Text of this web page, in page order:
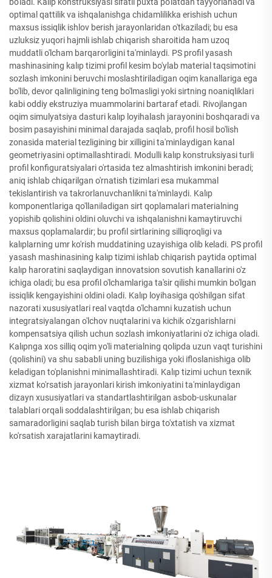
optimal qattilik va ishqalanishga chidamlilikka erishish uchun
maxsus issiqlik ishlov berish jarayonlaridan o'tkaziladi; bu esa
uzluksiz yuqori hajmli ishlab chiqarish sharoitida ham uzoq
muddatli o'lcham barqarorligini ta'minlaydi. PS profil yasash
mashinasining kalıp tizimi profil kesim bo'ylab material taqsimotini
sozlash imkonini beruvchi moslashtiriladigan oqim kanallariga ega
bo'lib, devor qalinligining teng bo'lmasligi yoki sirtning noaniqliklari
kabi oddiy ekstruziya muammolarini bartaraf etadi. Rivojlangan
oqim simulyatsiya dasturi kalıp loyihalash jarayonini boshqaradi va
bosim pasayishini minimal darajada saqlab, profil hosil bo'lish
zonasida material tezligining bir xilligini ta'minlaydigan kanal
geometriyasini optimallashtiradi. Modulli kalıp konstruksiyasi turli
profil konfiguratsiyalari o'rtasida tez almashtirish imkonini beradi;
aniq ishlab chiqarilgan o'rnatish tizimlari esa mukammal
tekislantirish va takrorlanuvchanlikni ta'minlaydi. Kalıp
komponentlariga qo'llaniladigan sirt qoplamalari materialning
yopishib qolishini oldini oluvchi va ishqalanishni kamaytiruvchi
maxsus qoplamalardir; bu profil sirtlarining silliqroqligi va
kalıplarning umr ko'rish muddatining uzayishiga olib keladi. PS profil
yasash mashinasining kalıp tizimi ishlab chiqarish paytida optimal
kalıp haroratini saqlaydigan innovatsion sovutish kanallarini o'z
ichiga oladi; bu esa profil o'lchamlariga ta'sir qilishi mumkin bo'lgan
issiqlik kengayishini oldini oladi. Kalıp loyihasiga qo'shilgan sifat
nazorati xususiyatlari real vaqtda o'lchamni kuzatish uchun
integratsiyalangan o'lchov nuqtalarini va kichik o'zgarishlarni
kompensatsiya qilish uchun sozlash imkoniyatlarini o'z ichiga oladi.
Kalıpnga xos silliq oqim yo'li materialning qolipda uzun vaqt turishini
(qolishini) va shu sababli uning buzilishiga yoki ifloslanishiga olib
keladigan to'planishni minimallashtiradi. Kalıp tizimi uchun texnik
xizmat ko'rsatish jarayonlari kirish imkoniyatini ta'minlaydigan
dizayn xususiyatlari va standartlashtirilgan asbob-uskunalar
talablari orqali soddalashtirilgan; bu esa ishlab chiqarish
samaradorligini saqlab turish bilan birga to'xtatish va xizmat
ko'rsatish xarajatlarini kamaytiradi.